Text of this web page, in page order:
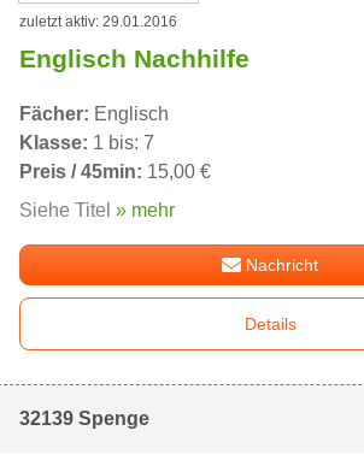
zuletzt aktiv: 29.01.2016
Englisch Nachhilfe
Fächer: Englisch
Klasse: 1 bis: 7
Preis / 45min: 15,00 €
Siehe Titel » mehr
Nachricht
Details
32139 Spenge